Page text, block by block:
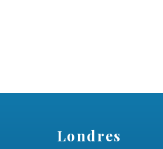
Londres